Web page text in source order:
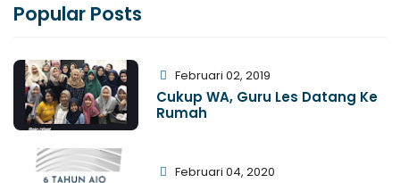
Popular Posts
Februari 02, 2019
Cukup WA, Guru Les Datang Ke
Rumah
Februari 04, 2020